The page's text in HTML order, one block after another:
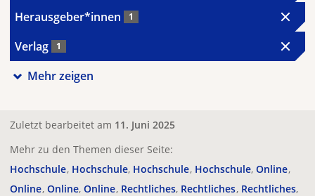
Herausgeber*innen 1
Verlag 1
Mehr zeigen
Zuletzt bearbeitet am 11. Juni 2025
Mehr zu den Themen dieser Seite:
Hochschule Hochschule Hochschule Hochschule Online
Online Online Online Rechtliches Rechtliches Rechtliches